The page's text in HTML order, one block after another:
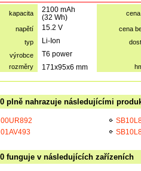
kapacita
2100 mAh
(32 Wh)
napětí 15.2 V
cena
typ
Li-Ion
výrobce
T6 power
rozměry 171x95x6 mm
plně nahrazuje následujícími
00UR892
01AV493
funguje v následujících zařízeních